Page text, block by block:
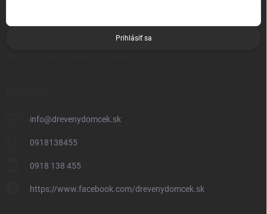
Prihlásiť sa
info@drevenydomcek.sk
0918138455
0918 138 455
https://www.facebook.com/drevenydomcek.sk